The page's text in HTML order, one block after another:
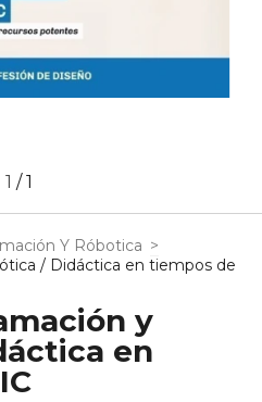
1 /1
Y Róbotica >
/ Didáctica en tiempos de
y
en